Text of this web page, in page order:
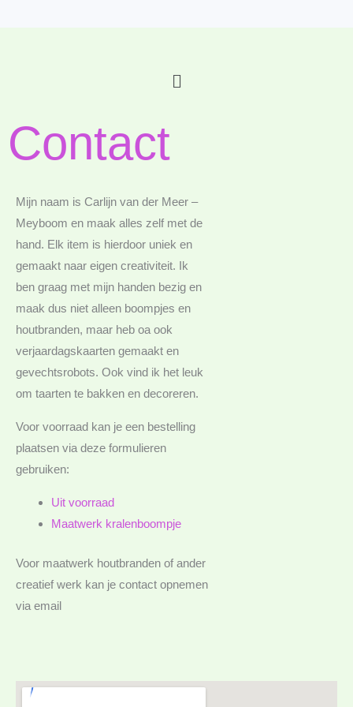
Main
Contact
Mijn naam is Carlijn van der Meer –
Meyboom en maak alles zelf met de
hand. Elk item is hierdoor uniek en
gemaakt naar eigen creativiteit. Ik
ben graag met mijn handen bezig en
maak dus niet alleen boompjes en
houtbranden, maar heb oa ook
verjaardagskaarten gemaakt en
gevechtsrobots. Ook vind ik het leuk
om taarten te bakken en decoreren.
Voor voorraad kan je een bestelling
plaatsen via deze formulieren
gebruiken:
Uit voorraad
Maatwerk kralenboompje
Voor maatwerk houtbranden of ander
creatief werk kan je contact opnemen
via email